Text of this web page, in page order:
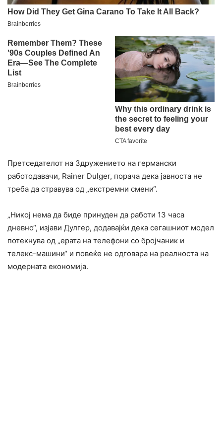
Претседателот на Здружението на германски
работодавачи, Rainer Dulger, порача дека јавноста не
треба да стравува од „екстремни смени“.
„Никој нема да биде принуден да работи 13 часа
дневно“, изјави Дулгер, додавајќи дека сегашниот модел
потекнува од „ерата на телефони со бројчаник и
телекс-машини“ и повеќе не одговара на реалноста на
модерната економија.